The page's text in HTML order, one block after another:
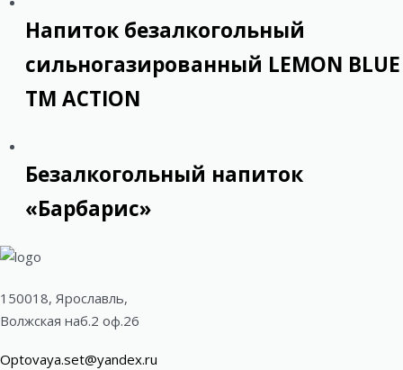
Напиток безалкогольный
сильногазированный LEMON BLUE
ТМ ACTION
Безалкогольный напиток
«Барбарис»
150018, Ярославль,
Волжская наб.2 оф.26
Optovaya.set@yandex.ru